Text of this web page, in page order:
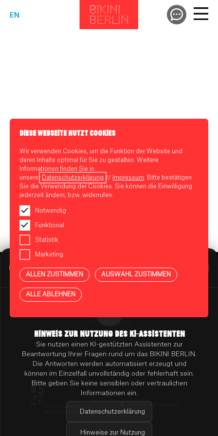
EN
BIKINI BERLIN Assistent
Online
HINWEIS ZUR NUTZUNG DES KI-ASSISTENTEN
Sie nutzen einen KI-gestützten Assistenten zur
Beantwortung Ihrer Fragen rund um das BIKINI BERLIN.
Die Antworten werden automatisiert erzeugt und
können im Einzelfall unvollständig oder fehlerhaft sein.
Bitte geben Sie keine sensiblen oder vertraulichen
Informationen ein.
Datenschutzerklärung
Hinweise zur Nutzung
DIESE WEBSEITE NUTZT COOKIES
Wir verwenden Cookies, um die Funktion der Website und
deren Inhalte optimal für Sie zu gestalten. Weitere
Informationen finden Sie in
unserer
Datenschutzerklärung // Impressum . Bitte bestätigen
Sie die Verwendung der Cookies. Sie können die Einwilligung
jederzeit ändern, bzw. widerrufen.
Notwendig
Funktional
Statistik
Marketing
ALLEN ZUSTIMMEN AUSWAHL ZUSTIMMEN
ALLE ABLEHNEN
Presse
Barrierefreiheit
KI-HINWEISE
Cookie Einstellungen